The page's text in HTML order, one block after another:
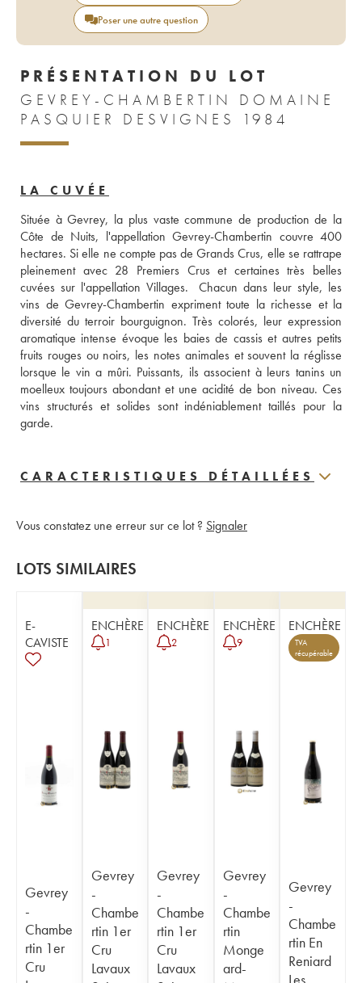
Poser une autre question
PRÉSENTATION DU LOT
GEVREY-CHAMBERTIN DOMAINE
PASQUIER DESVIGNES 1984
LA CUVÉE
Située à Gevrey, la plus vaste commune de production de la
Côte de Nuits, l'appellation Gevrey-Chambertin couvre 400
hectares. Si elle ne compte pas de Grands Crus, elle se rattrape
pleinement avec 28 Premiers Crus et certaines très belles
cuvées sur l'appellation Villages.  Chacun dans leur style, les
vins de Gevrey-Chambertin expriment toute la richesse et la
diversité du terroir bourguignon. Très colorés, leur expression
aromatique intense évoque les baies de cassis et autres petits
fruits rouges ou noirs, les notes animales et souvent la réglisse
lorsque le vin a mûri. Puissants, ils associent à leurs tanins un
moelleux toujours abondant et une acidité de bon niveau. Ces
vins structurés et solides sont indéniablement taillés pour la
garde.
CARACTERISTIQUES DÉTAILLÉES
Vous constatez une erreur sur ce lot ? Signaler
LOTS SIMILAIRES
E-
CAVISTE
Gevrey
-
Chambe
rtin 1er
Cru
ENCHÈRE
1
Gevrey
-
Chambe
rtin 1er
Cru
Lavaux
ENCHÈRE
2
Gevrey
-
Chambe
rtin 1er
Cru
Lavaux
ENCHÈRE
9
Gevrey
-
Chambe
rtin
Monge
ard-
ENCHÈRE
TVA
récupérable
Gevrey
-
Chambe
rtin En
Reniard
Les